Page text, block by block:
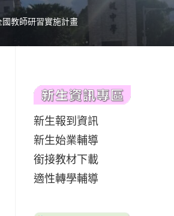
教師研習實施計畫
新生報到資訊
新生始業輔導
銜接教材下載
適性轉學輔導